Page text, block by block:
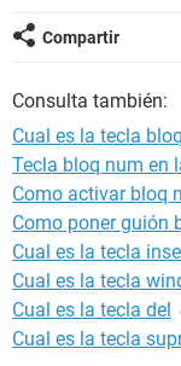
Compartir
Consulta también:
Cual es la tecla
Tecla bloq num en
Como activar bloq
Como poner guión
Cual es la tecla
Cual es la tecla
Cual es la tecla del
Cual es la tecla